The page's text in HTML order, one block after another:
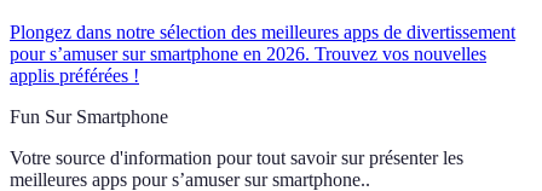
Plongez dans notre sélection des meilleures apps de divertissement
pour s’amuser sur smartphone en 2026. Trouvez vos nouvelles
applis préférées !
Fun Sur Smartphone
Votre source d'information pour tout savoir sur présenter les
meilleures apps pour s’amuser sur smartphone..